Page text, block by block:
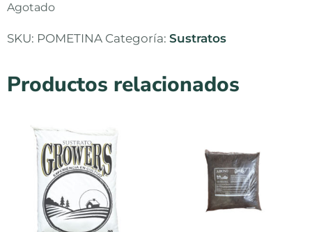
Agotado
SKU: POMETINA Categoría: Sustratos
Productos relacionados